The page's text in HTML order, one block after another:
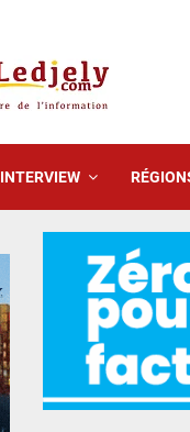
INTERVIEW